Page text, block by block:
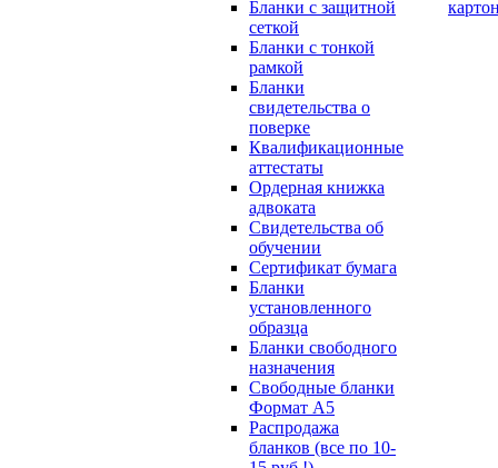
Бланки с защитной
сеткой
Бланки с тонкой
рамкой
Бланки
свидетельства о
поверке
Квалификационные
аттестаты
Ордерная книжка
адвоката
Свидетельства об
обучении
Сертификат бумага
Бланки
установленного
образца
Бланки свободного
назначения
Свободные бланки
Формат А5
Распродажа
бланков (все по 10-